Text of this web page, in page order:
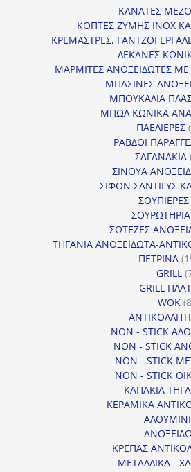
ΚΑΝΑΤΕΣ
ΚΟΠΤΕΣ ΖΥΜΗΣ INOX
ΚΡΕΜΑΣΤΡΕΣ, ΓΑΝΤΖΟΙ
ΛΕΚΑΝΕΣ
ΜΑΡΜΙΤΕΣ ΑΝΟΞΕΙΔΩΤΕΣ ΜΕ
ΜΠΑΣΙΝΕΣ
ΜΠΟΥΚΑΛΙΑ
ΜΠΩΛ ΚΩΝΙΚΑ
ΠΑΕΛΙΕΡΕΣ
ΡΑΒΔΟΙ
ΣΑΓΑΝΑΚΙΑ
ΣΙΝΟΥΑ
ΣΙΦΟΝ ΣΑΝΤΙΓΥΣ
ΣΟΥΠΙΕΡΕΣ
ΣΟΥΡΩΤΗΡΙΑ
ΣΩΤΕΖΕΣ
ΤΗΓΑΝΙΑ ΑΝΟΞΕΙΔΩΤΑ-
ΠΕΤΡΙΝΑ
GRILL
GRILL
WOK 8
NON - STICK
NON - STICK
NON - STICK
NON - STICK
ΚΑΠΑΚΙΑ
ΚΕΡΑΜΙΚΑ
ΚΡΕΠΑΣ
ΜΕΤΑΛΛΙΚΑ -